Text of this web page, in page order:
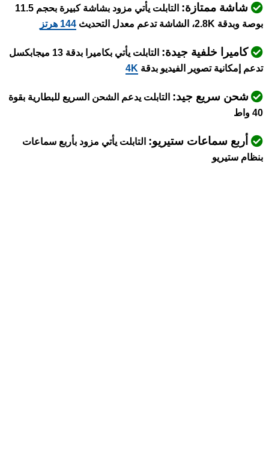
شاشة ممتازة:
التابلت يأتي مزود بشاشة كبيرة بحجم 11.5
بوصة وبدقة 2.8K، الشاشة تدعم معدل التحديث
144 هرتز
كاميرا خلفية جيدة:
التابلت يأتي بكاميرا بدقة 13 ميجابكسل
تدعم إمكانية تصوير الفيديو بدقة 4K
شحن سريع جيد: التابلت يدعم الشحن السريع للبطارية بقوة
40 واط
أربع سماعات ستيريو: التابلت يأتي مزود بأربع سماعات
بنظام ستيريو